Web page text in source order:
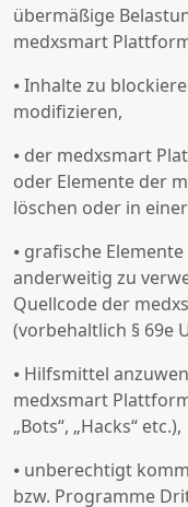
übermäßige
medxsmart
⦁ Inhalte zu
modifizieren,
⦁ der medxsmart
oder Elemente der
löschen oder in
⦁ grafische
anderweitig zu
Quellcode der
(vorbehaltlich § 69e
⦁ Hilfsmittel
medxsmart
„Bots“, „Hacks“ etc.),
⦁ unberechtigt
bzw. Programme